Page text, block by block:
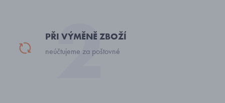
PŘI VÝMĚNĚ ZBOŽÍ
neúčtujeme za poštovné